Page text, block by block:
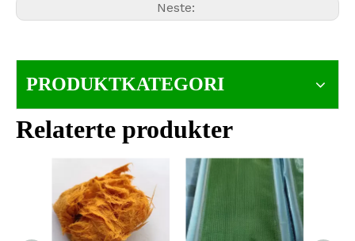
Neste:
PRODUKTKATEGORI
Relaterte produkter